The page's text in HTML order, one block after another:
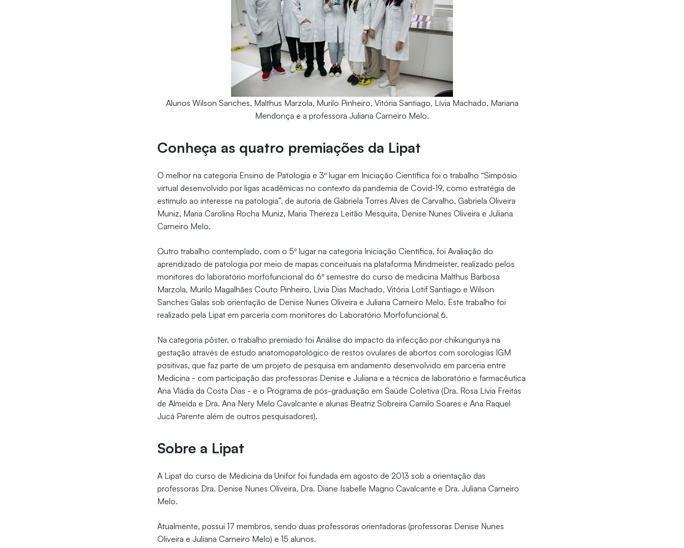
Alunos Wilson Sanches, Malthus Marzola, Murilo Pinheiro, Vitória Santiago, Lívia Machado, Mariana
Mendonça e a professora Juliana Carneiro Melo.
Conheça as quatro premiações da Lipat
O melhor na categoria Ensino de Patologia e 3º lugar em Iniciação Científica foi o trabalho “Simpósio
virtual desenvolvido por ligas acadêmicas no contexto da pandemia de Covid-19, como estratégia de
estímulo ao interesse na patologia”, de autoria de Gabriela Torres Alves de Carvalho, Gabriela Oliveira
Muniz, Maria Carolina Rocha Muniz, Maria Thereza Leitão Mesquita, Denise Nunes Oliveira e Juliana
Carneiro Melo.
Outro trabalho contemplado, com o 5º lugar na categoria Iniciação Científica, foi Avaliação do
aprendizado de patologia por meio de mapas conceituais na plataforma Mindmeister, realizado pelos
monitores do laboratório morfofuncional do 6º semestre do curso de medicina Malthus Barbosa
Marzola, Murilo Magalhães Couto Pinheiro, Lívia Dias Machado, Vitória Lotif Santiago e Wilson
Sanches Galas sob orientação de Denise Nunes Oliveira e Juliana Carneiro Melo. Este trabalho foi
realizado pela Lipat em parceria com monitores do Laboratório Morfofuncional 6.
Na categoria pôster, o trabalho premiado foi Análise do impacto da infecção por chikungunya na
gestação através de estudo anatomopatológico de restos ovulares de abortos com sorologias IGM
positivas, que faz parte de um projeto de pesquisa em andamento desenvolvido em parceria entre
Medicina - com participação das professoras Denise e Juliana e a técnica de laboratório e farmacêutica
Ana Vládia da Costa Dias - e o Programa de pós-graduação em Saúde Coletiva (Dra. Rosa Lívia Freitas
de Almeida e Dra. Ana Nery Melo Cavalcante e alunas Beatriz Sobreira Camilo Soares e Ana Raquel
Jucá Parente além de outros pesquisadores).
Sobre a Lipat
A Lipat do curso de Medicina da Unifor foi fundada em agosto de 2013 sob a orientação das
professoras Dra. Denise Nunes Oliveira, Dra. Diane Isabelle Magno Cavalcante e Dra. Juliana Carneiro
Melo.
Atualmente, possui 17 membros, sendo duas professoras orientadoras (professoras Denise Nunes
Oliveira e Juliana Carneiro Melo) e 15 alunos.